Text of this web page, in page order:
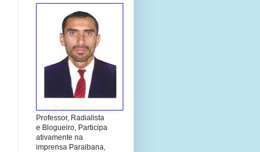
Professor, Radialista
e Blogueiro, Participa
ativamente na
imprensa Paraibana,